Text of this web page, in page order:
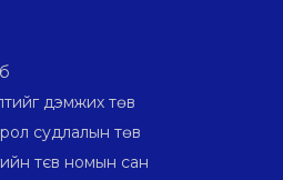
дэмжих төв
судлалын төв
тєв номын сан